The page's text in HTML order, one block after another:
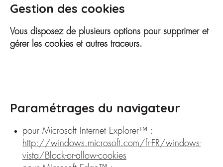
Gestion des cookies
Vous disposez de plusieurs options pour supprimer et
gérer les cookies et autres traceurs.
Paramétrages du navigateur
pour Microsoft Internet Explorer™ :
http://windows.microsoft.com/fr-FR/windows-
vista/Block-or-allow-cookies